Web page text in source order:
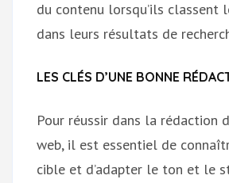
du contenu lorsqu’ils classent
dans leurs résultats de
LES CLÉS D’UNE BONNE
Pour réussir dans la rédaction
web, il est essentiel de
cible et d’adapter le ton et le